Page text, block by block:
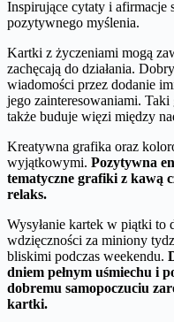
Inspirujące cytaty i afirmacje
pozytywnego myślenia.
Kartki z życzeniami mogą
zachęcają do działania.
wiadomości przez dodanie
jego zainteresowaniami.
także buduje więzi między
Kreatywna grafika oraz
wyjątkowymi. Pozytywna
tematyczne grafiki z kawą
relaks.
Wysyłanie kartek w piątki to
wdzięczności za miniony
bliskimi podczas weekendu.
dniem pełnym uśmiechu i
dobremu samopoczuciu
kartki.